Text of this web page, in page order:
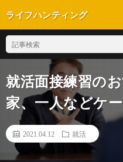
ライフハンティング
就活面接練習の
家、一人などケ
2021.04.12 就活